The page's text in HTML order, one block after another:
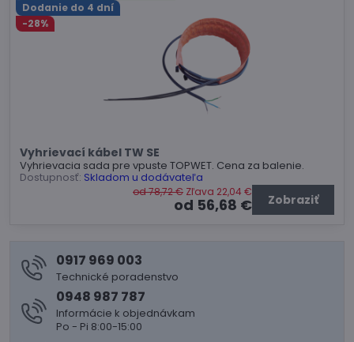
Vyhrievací kábel TW SE
Dodanie do 4 dní
-28%
Vyhrievacia sada pre vpuste TOPWET. Cena za balenie.
Dostupnosť: Skladom u dodávateľa
od 56,68 €
od 78,72 € Zľava 22,04 €
Zobraziť
0917 969 003
Technické poradenstvo
0948 987 787
Informácie k objednávkam
Po - Pi 8:00-15:00